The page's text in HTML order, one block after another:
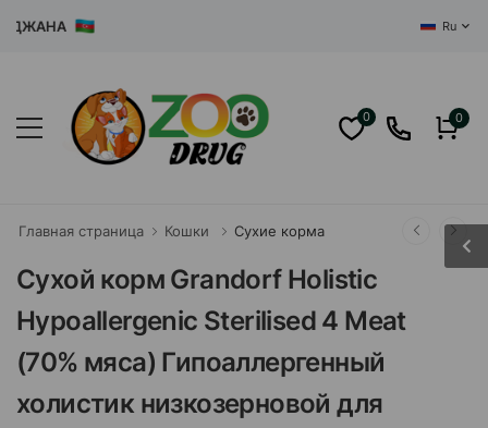
Ru
0 0
Главная страница Кошки Сухие корма
Сухой корм Grandorf Holistiс
Hypoallergenic Sterilised 4 Meat
(70% мяса) Гипоаллергенный
холистик низкозерновой для